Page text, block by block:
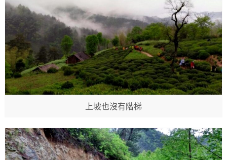
上坡也沒有階梯